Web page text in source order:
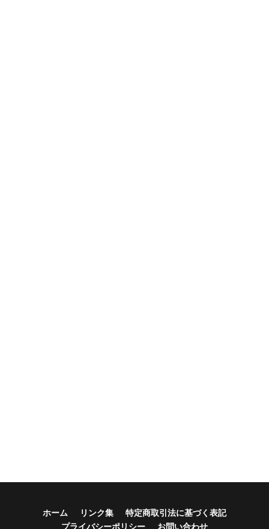
ホーム リンク集
特定商取引法に基づく表記
プライバシーポリシー
お問い合わせ